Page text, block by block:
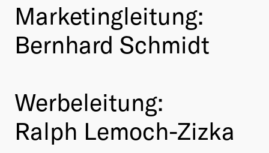
Marketingleitung:
Bernhard Schmidt
Werbeleitung:
Ralph Lemoch-Zizka